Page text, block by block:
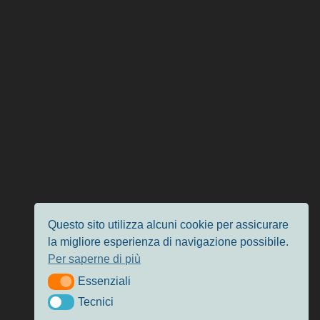
Questo sito utilizza alcuni cookie per assicurare
la migliore esperienza di navigazione possibile.
Per saperne di più
EssenzialiEssenziali
TecniciTecnici